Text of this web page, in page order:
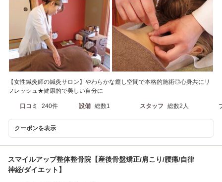
【女性鍼灸師の鍼灸サロン】やわらかな癒し空間で本格的施術◎心身共にリ
フレッシュ★健康的で美しい自分に
口コミ 240件 設備 総数1 スタッフ 総数2人
クーポンを表示
スマイルアップ整体整骨院【産後骨盤矯正/肩こり/腰痛/自律
神経/ダイエット】